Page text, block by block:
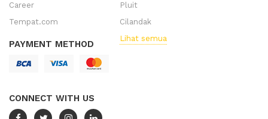
Career
Tempat.com
PAYMENT METHOD
CONNECT WITH US
Pluit
Cilandak
Lihat semua